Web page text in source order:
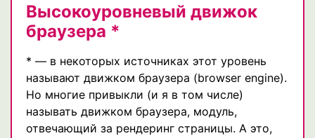
Высокоуровневый движок
браузера *
* — в некоторых источниках этот уровень
называют движком браузера (browser engine).
Но многие привыкли (и я в том числе)
называть движком браузера, модуль,
отвечающий за рендеринг страницы. А это,